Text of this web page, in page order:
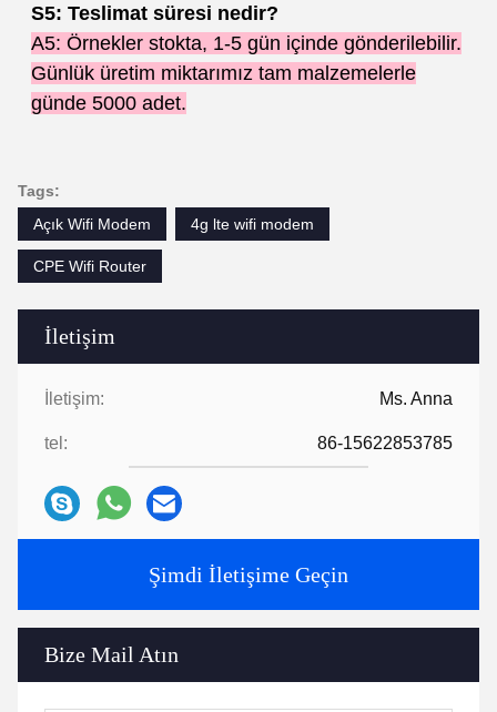
İletişim
İletişim: Ms. Anna
tel: 86-15622853785
Şimdi İletişime Geçin
Bize Mail Atın
S5: Teslimat süresi nedir?
A5: Örnekler stokta, 1-5 gün içinde gönderilebilir.
Günlük üretim miktarımız tam malzemelerle
günde 5000 adet.
Tags:
Açık Wifi Modem
4g lte wifi modem
CPE Wifi Router